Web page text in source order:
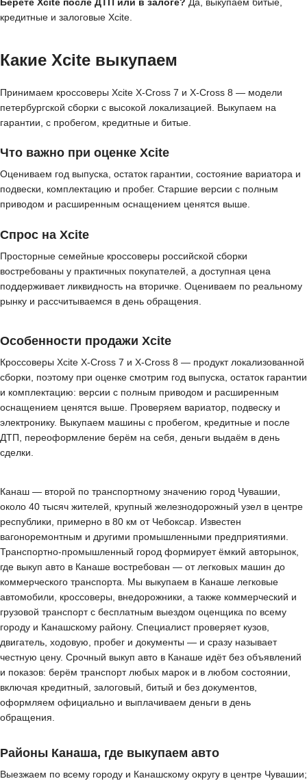
кредитные и залоговые Xcite.
Какие Xcite выкупаем
Принимаем кроссоверы Xcite X-Cross 7 и X-Cross 8 — модели
петербургской сборки с высокой локализацией. Выкупаем на
гарантии, с пробегом, кредитные и битые.
Что важно при оценке Xcite
Оцениваем год выпуска, остаток гарантии, состояние вариатора и
подвески, комплектацию и пробег. Старшие версии с полным
приводом и расширенным оснащением ценятся выше.
Спрос на Xcite
Просторные семейные кроссоверы российской сборки
востребованы у практичных покупателей, а доступная цена
поддерживает ликвидность на вторичке. Оцениваем по реальному
рынку и рассчитываемся в день обращения.
Особенности продажи Xcite
Кроссоверы Xcite X-Cross 7 и X-Cross 8 — продукт локализованной
сборки, поэтому при оценке смотрим год выпуска, остаток гарантии
и комплектацию: версии с полным приводом и расширенным
оснащением ценятся выше. Проверяем вариатор, подвеску и
электронику. Выкупаем машины с пробегом, кредитные и после
ДТП, переоформление берём на себя, деньги выдаём в день
сделки.
Канаш — второй по транспортному значению город Чувашии,
около 40 тысяч жителей, крупный железнодорожный узел в центре
республики, примерно в 80 км от Чебоксар. Известен
вагоноремонтным и другими промышленными предприятиями.
Транспортно-промышленный город формирует ёмкий авторынок,
где выкуп авто в Канаше востребован — от легковых машин до
коммерческого транспорта. Мы выкупаем в Канаше легковые
автомобили, кроссоверы, внедорожники, а также коммерческий и
грузовой транспорт с бесплатным выездом оценщика по всему
городу и Канашскому району. Специалист проверяет кузов,
двигатель, ходовую, пробег и документы — и сразу называет
честную цену. Срочный выкуп авто в Канаше идёт без объявлений
и показов: берём транспорт любых марок и в любом состоянии,
включая кредитный, залоговый, битый и без документов,
оформляем официально и выплачиваем деньги в день
обращения.
Районы Канаша, где выкупаем авто
Выезжаем по всему городу и Канашскому округу в центре Чувашии;